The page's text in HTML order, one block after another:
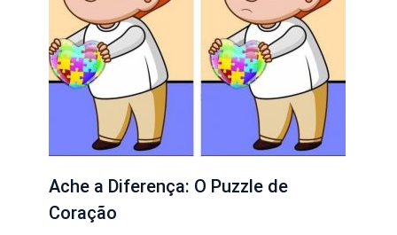
Ache a Diferença: O Puzzle de
Coração